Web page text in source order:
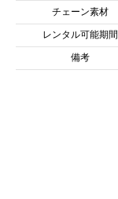
チェーン素材
レンタル可能期間
備考